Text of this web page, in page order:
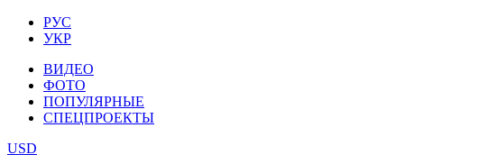
РУС
УКР
ВИДЕО
ФОТО
ПОПУЛЯРНЫЕ
СПЕЦПРОЕКТЫ
USD